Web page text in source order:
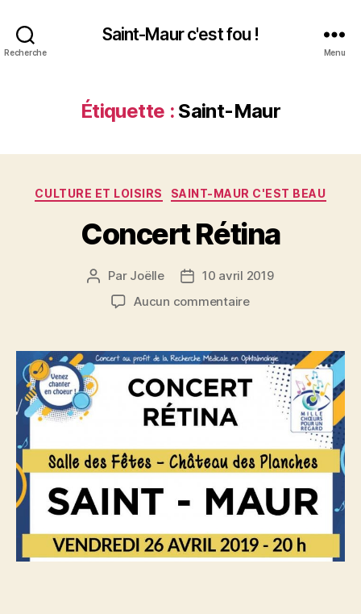
Recherche
Saint-Maur c'est fou !
Menu
Étiquette : Saint-Maur
Catégories
CULTURE ET LOISIRS SAINT-MAUR C'EST BEAU
Concert Rétina
Auteur
l’article
Par Joëlle
Date10 avril 2019
Aucun commentairesur